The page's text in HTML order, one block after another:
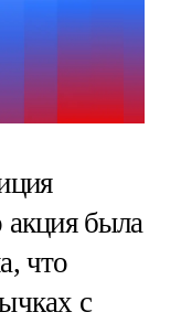
акция была
что
с